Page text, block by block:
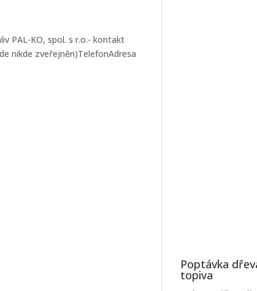
PAL-KO, spol. s r.o.- kontakt
nikde zveřejněn)TelefonAdresa
Poptávka
topiva